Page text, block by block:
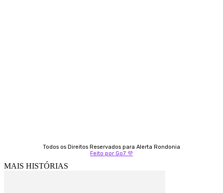
Todos os Direitos Reservados para Alerta Rondonia
Feito por Go7 💜
MAIS HISTÓRIAS